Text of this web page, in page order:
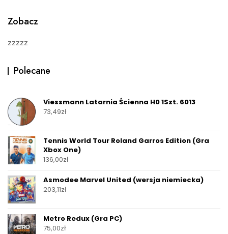
Zobacz
zzzzz
Polecane
Viessmann Latarnia Ścienna H0 1Szt. 6013
73,49zł
Tennis World Tour Roland Garros Edition (Gra
Xbox One)
136,00zł
Asmodee Marvel United (wersja niemiecka)
203,11zł
Metro Redux (Gra PC)
75,00zł